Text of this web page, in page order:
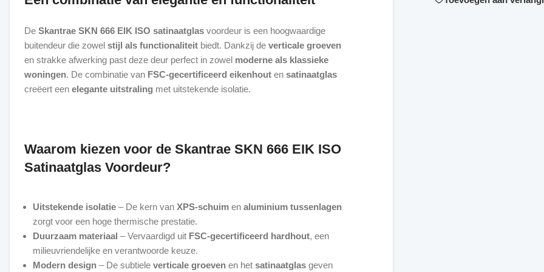
De Skantrae SKN 666 EIK ISO satinaatglas voordeur is een hoogwaardige
buitendeur die zowel stijl als functionaliteit biedt. Dankzij de verticale groeven
en strakke afwerking past deze deur perfect in zowel moderne als klassieke
woningen. De combinatie van FSC-gecertificeerd eikenhout en satinaatglas
creëert een elegante uitstraling met uitstekende isolatie.
Waarom kiezen voor de Skantrae SKN 666 EIK ISO
Satinaatglas Voordeur?
Uitstekende isolatie – De kern van XPS-schuim en aluminium tussenlagen
zorgt voor een hoge thermische prestatie.
Duurzaam materiaal – Vervaardigd uit FSC-gecertificeerd hardhout, een
milieuvriendelijke en verantwoorde keuze.
Modern design – De subtiele verticale groeven en het satinaatglas geven